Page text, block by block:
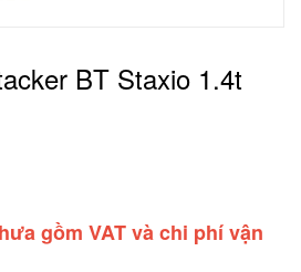
BT Staxio 1.4t
gồm VAT và chi phí vận